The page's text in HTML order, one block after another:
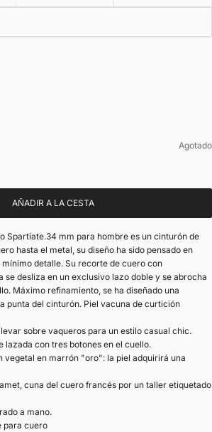
Agotado
AÑADIR A LA CESTA
Spartiate.34 mm para hombre es un cinturón de
hasta el metal, su diseño ha sido pensado en
detalle. Su recorte de cuero con
se desliza en un exclusivo lazo doble y se abrocha
Máximo refinamiento, se ha diseñado una
punta del cinturón. Piel vacuna de curtición
sobre vaqueros para un estilo casual chic.
lazada con tres botones en el cuello.
vegetal en marrón "oro": la piel adquirirá una
cuna del cuero francés por un taller etiquetado
a mano.
para cuero